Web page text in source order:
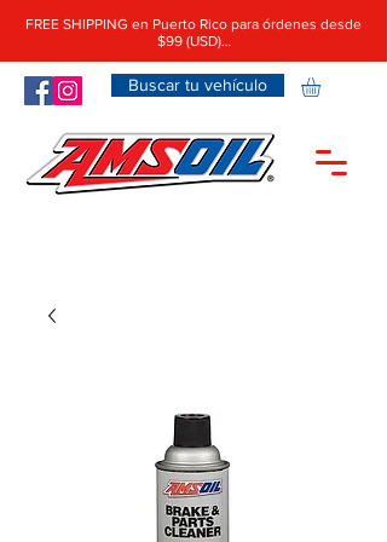
Buscar tu vehículo
FREE SHIPPING en Puerto Rico para órdenes desde
$99 (USD)…